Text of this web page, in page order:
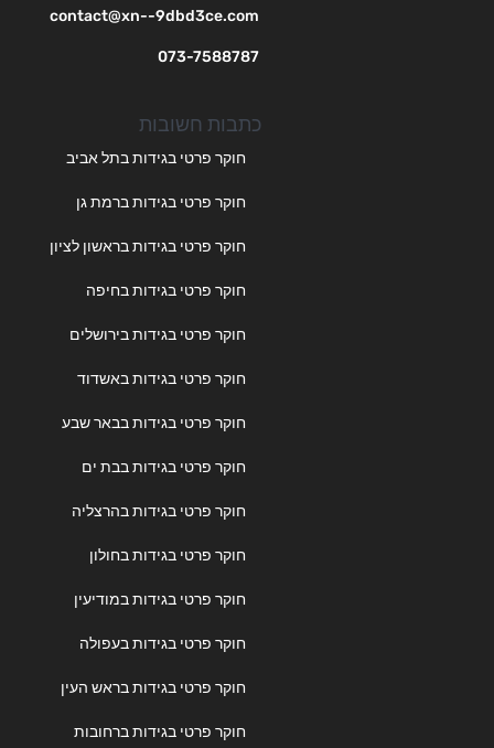
contact@xn--9dbd3ce.com
073-7588787
כתבות חשובות
חוקר פרטי בגידות בתל אביב
חוקר פרטי בגידות ברמת גן
חוקר פרטי בגידות בראשון לציון
חוקר פרטי בגידות בחיפה
חוקר פרטי בגידות בירושלים
חוקר פרטי בגידות באשדוד
חוקר פרטי בגידות בבאר שבע
חוקר פרטי בגידות בבת ים
חוקר פרטי בגידות בהרצליה
חוקר פרטי בגידות בחולון
חוקר פרטי בגידות במודיעין
חוקר פרטי בגידות בעפולה
חוקר פרטי בגידות בראש העין
חוקר פרטי בגידות ברחובות